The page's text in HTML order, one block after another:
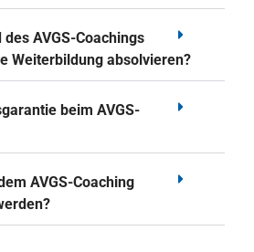
AVGS-Coachings
Weiterbildung absolvieren?
beim AVGS-
AVGS-Coaching